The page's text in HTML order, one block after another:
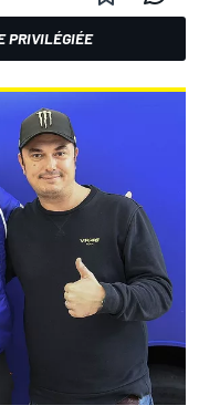
PRIVILÉGIÉE